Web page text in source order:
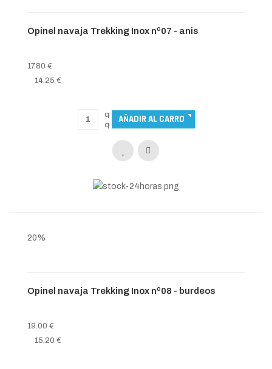
Opinel navaja Trekking Inox nº07 - anis
17.80 €
14,25 €
20%
Opinel navaja Trekking Inox nº08 - burdeos
19.00 €
15,20 €